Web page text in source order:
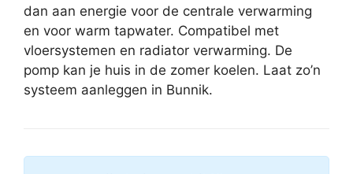
dan aan energie voor de centrale verwarming
en voor warm tapwater. Compatibel met
vloersystemen en radiator verwarming. De
pomp kan je huis in de zomer koelen. Laat zo’n
systeem aanleggen in Bunnik.